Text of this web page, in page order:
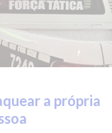
a própria